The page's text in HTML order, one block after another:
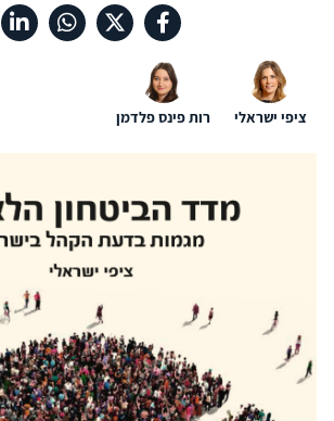
ציפי ישראלי רות פינס פלדמן